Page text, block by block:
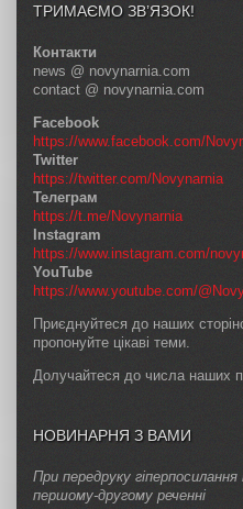
ТРИМАЄМО ЗВ’ЯЗОК!
Контакти
news @ novynarnia.com
contact @ novynarnia.com
Facebook
https://www.facebook.com/
Twitter
https://twitter.com/Novynarnia
Телеграм
https://t.me/Novynarnia
Instagram
https://www.instagram.com/
YouTube
https://www.youtube.com/
Приєднуйтеся до наших
пропонуйте цікаві теми.
Долучайтеся до числа наших
НОВИНАРНЯ З ВАМИ
При передруку гіперпосилання
першому-другому реченні